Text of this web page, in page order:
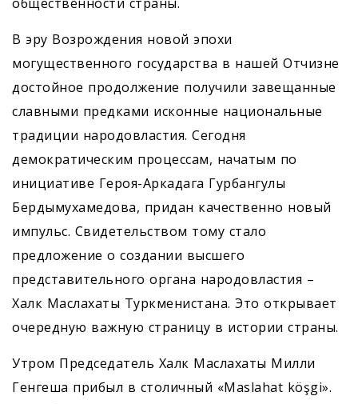
В эру Возрождения новой эпохи
могущественного государства в нашей Отчизне
достойное продолжение получили завещанные
славными предками исконные национальные
традиции народовластия. Сегодня
демократическим процессам, начатым по
инициативе Героя-Аркадага Гурбангулы
Бердымухамедова, придан качественно новый
импульс. Свидетельством тому стало
предложение о создании высшего
представительного органа народовластия –
Халк Маслахаты Туркменистана. Это открывает
очередную важную страницу в истории страны.
Утром Председатель Халк Маслахаты Милли
Генгеша прибыл в столичный «Maslahat köşgi».